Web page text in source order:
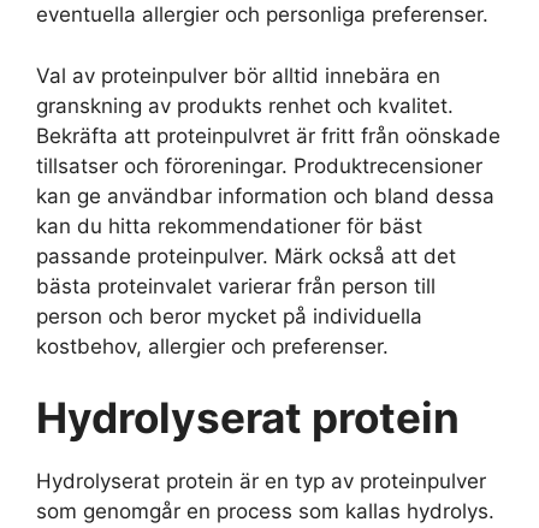
eventuella allergier och personliga preferenser.
Val av proteinpulver bör alltid innebära en
granskning av produkts renhet och kvalitet.
Bekräfta att proteinpulvret är fritt från oönskade
tillsatser och föroreningar. Produktrecensioner
kan ge användbar information och bland dessa
kan du hitta rekommendationer för bäst
passande proteinpulver. Märk också att det
bästa proteinvalet varierar från person till
person och beror mycket på individuella
kostbehov, allergier och preferenser.
Hydrolyserat protein
Hydrolyserat protein är en typ av proteinpulver
som genomgår en process som kallas hydrolys.